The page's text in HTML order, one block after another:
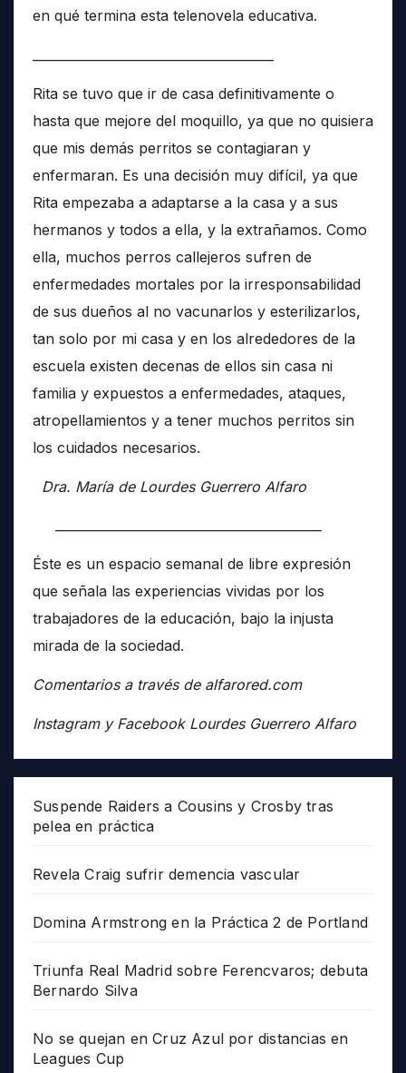
en qué termina esta telenovela educativa.
Rita se tuvo que ir de casa definitivamente o
hasta que mejore del moquillo, ya que no quisiera
que mis demás perritos se contagiaran y
enfermaran. Es una decisión muy difícil, ya que
Rita empezaba a adaptarse a la casa y a sus
hermanos y todos a ella, y la extrañamos. Como
ella, muchos perros callejeros sufren de
enfermedades mortales por la irresponsabilidad
de sus dueños al no vacunarlos y esterilizarlos,
tan solo por mi casa y en los alrededores de la
escuela existen decenas de ellos sin casa ni
familia y expuestos a enfermedades, ataques,
atropellamientos y a tener muchos perritos sin
los cuidados necesarios.
Dra. María de Lourdes Guerrero Alfaro
Éste es un espacio semanal de libre expresión
que señala las experiencias vividas por los
trabajadores de la educación, bajo la injusta
mirada de la sociedad.
Comentarios a través de alfarored.com
Instagram y Facebook Lourdes Guerrero Alfaro
Suspende Raiders a Cousins y Crosby tras
pelea en práctica
Revela Craig sufrir demencia vascular
Domina Armstrong en la Práctica 2 de Portland
Triunfa Real Madrid sobre Ferencvaros; debuta
Bernardo Silva
No se quejan en Cruz Azul por distancias en
Leagues Cup